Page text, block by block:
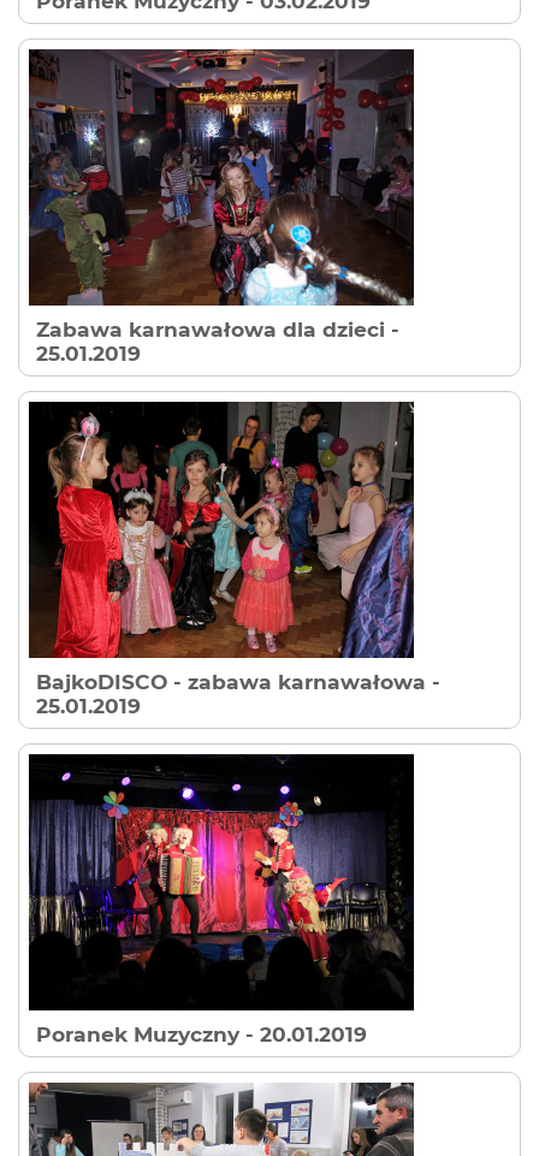
Zabawa karnawałowa dla dzieci -
25.01.2019
BajkoDISCO - zabawa karnawałowa -
25.01.2019
Poranek Muzyczny - 20.01.2019